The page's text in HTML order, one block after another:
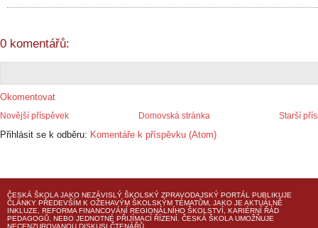
0 komentářů:
Okomentovat
Novější příspěvek Starší
Domovská stránka
Přihlásit se k odběru: Komentáře k příspěvku (Atom)
ČESKÁ ŠKOLA JAKO NEZÁVISLÝ ŠKOLSKÝ ZPRAVODAJSKÝ PORTÁL PUBLIKUJE
ČLÁNKY PŘEDEVŠÍM K OŽEHAVÝM ŠKOLSKÝM TÉMATŮM, JAKO JE AKTUÁLNĚ
INKLUZE, REFORMA FINANCOVÁNÍ REGIONÁLNÍHO ŠKOLSTVÍ, KARIÉRNÍ ŘÁD
PEDAGOGŮ, NEBO JEDNOTNÉ PŘIJÍMACÍ ŘÍZENÍ. ČESKÁ ŠKOLA UMOŽŇUJE
NECENZUROVANOU DISKUSI ČTENÁŘŮ.